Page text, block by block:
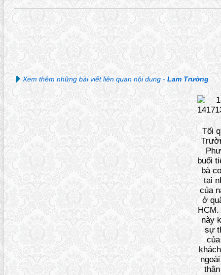
Xem thêm những bài viết liên quan nội dung - Lam Trường
Tối
buổi
bà
tại
của
ở
này
sự